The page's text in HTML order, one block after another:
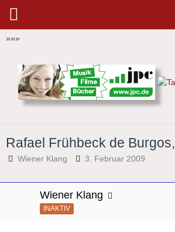
»»»
Rafael Frühbeck de Burgos,
Wiener Klang 3. Februar 2009
Wiener Klang
INAKTIV